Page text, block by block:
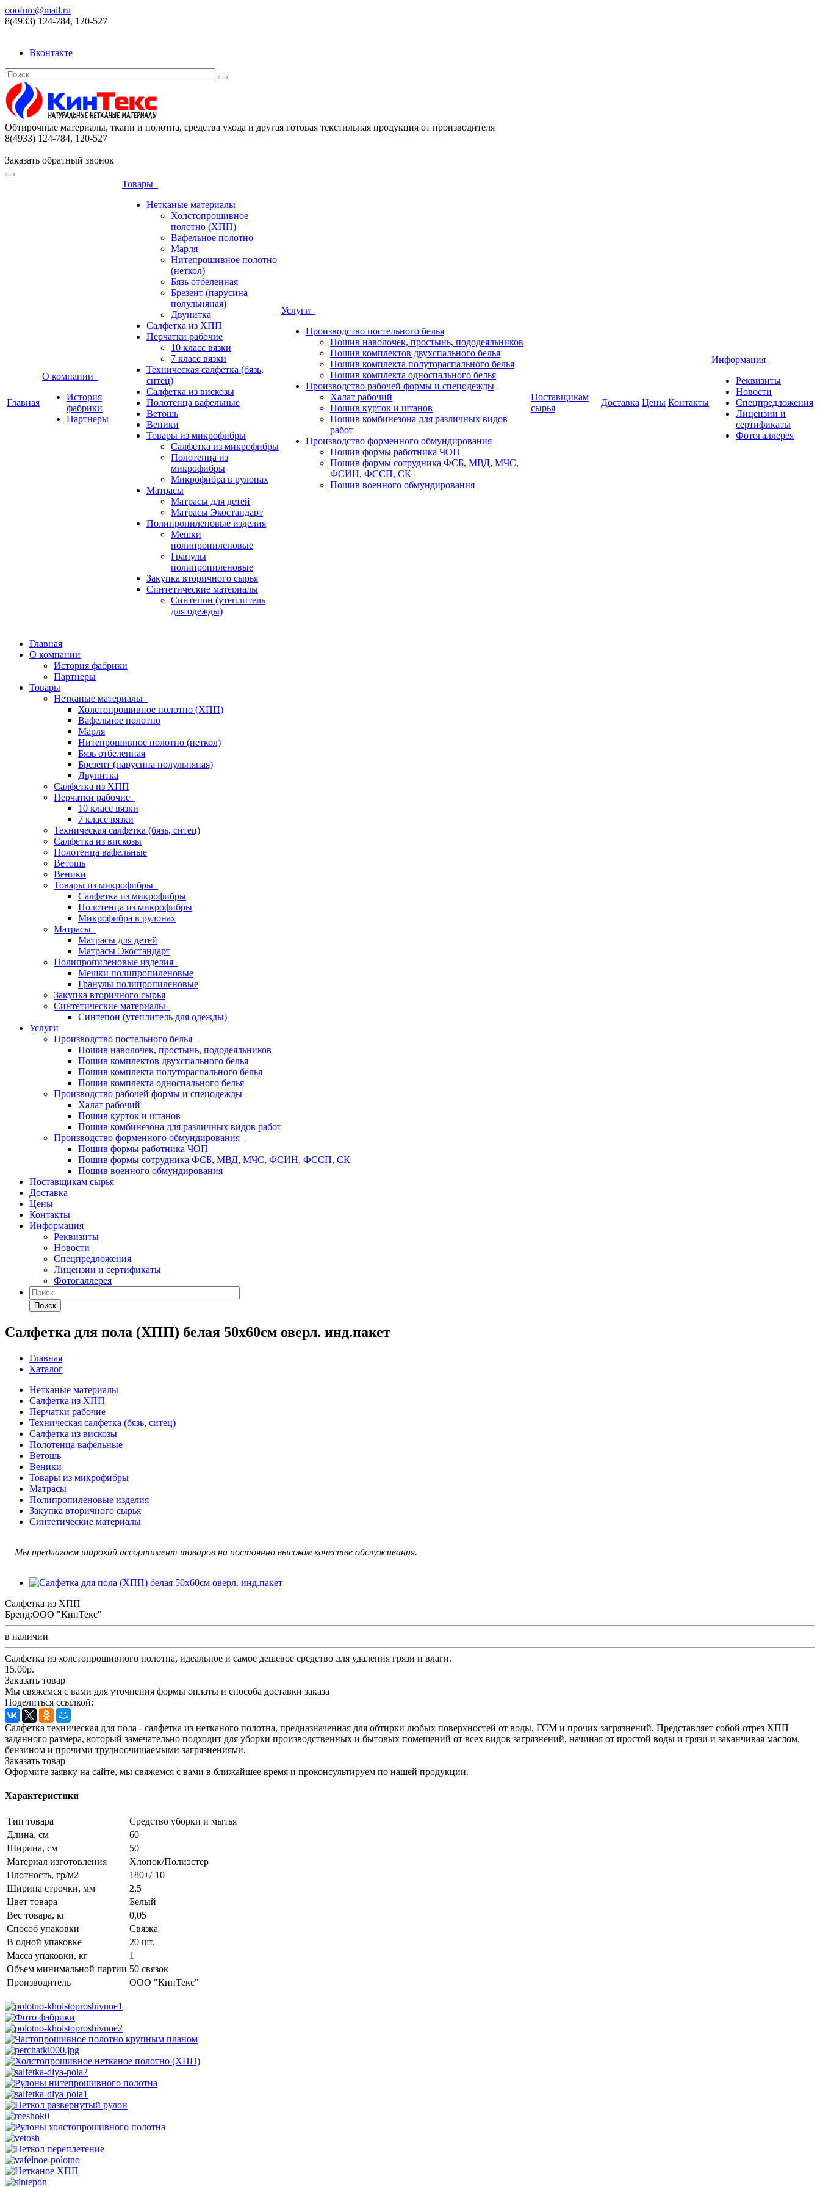
ooofnm@mail.ru
8(4933) 124-784, 120-527
Вконтакте
Обтирочные материалы, ткани и полотна, средства ухода и другая готовая текстильная продукция от производителя
8(4933) 124-784, 120-527
Заказать обратный звонок
Главная
О компании
История
фабрики
Партнеры
Товары
Нетканые материалы
Холстопрошивное
полотно (ХПП)
Вафельное полотно
Марля
Нитепрошивное полотно
(неткол)
Бязь отбеленная
Брезент (парусина
полульняная)
Двунитка
Салфетка из ХПП
Перчатки рабочие
10 класс вязки
7 класс вязки
Техническая салфетка (бязь,
ситец)
Салфетка из вискозы
Полотенца вафельные
Ветошь
Веники
Товары из микрофибры
Салфетка из микрофибры
Полотенца из
микрофибры
Микрофибра в рулонах
Матрасы
Матрасы для детей
Матрасы Экостандарт
Полипропиленовые изделия
Мешки
полипропиленовые
Гранулы
полипропиленовые
Закупка вторичного сырья
Синтетические материалы
Синтепон (утеплитель
для одежды)
Услуги
Производство постельного белья
Пошив наволочек, простынь, пододеяльников
Пошив комплектов двухспального белья
Пошив комплекта полутораспального белья
Пошив комплекта односпального белья
Производство рабочей формы и спецодежды
Халат рабочий
Пошив курток и штанов
Пошив комбинезона для различных видов
работ
Производство форменного обмундирования
Пошив формы работника ЧОП
Пошив формы сотрудника ФСБ, МВД, МЧС,
ФСИН, ФССП, СК
Пошив военного обмундирования
Поставщикам
сырья
Доставка Цены Контакты
Информация
Реквизиты
Новости
Спецпредложения
Лицензии и
сертификаты
Фотогаллерея
Главная
О компании
История фабрики
Партнеры
Товары
Нетканые материалы
Холстопрошивное полотно (ХПП)
Вафельное полотно
Марля
Нитепрошивное полотно (неткол)
Бязь отбеленная
Брезент (парусина полульняная)
Двунитка
Салфетка из ХПП
Перчатки рабочие
10 класс вязки
7 класс вязки
Техническая салфетка (бязь, ситец)
Салфетка из вискозы
Полотенца вафельные
Ветошь
Веники
Товары из микрофибры
Салфетка из микрофибры
Полотенца из микрофибры
Микрофибра в рулонах
Матрасы
Матрасы для детей
Матрасы Экостандарт
Полипропиленовые изделия
Мешки полипропиленовые
Гранулы полипропиленовые
Закупка вторичного сырья
Синтетические материалы
Синтепон (утеплитель для одежды)
Услуги
Производство постельного белья
Пошив наволочек, простынь, пододеяльников
Пошив комплектов двухспального белья
Пошив комплекта полутораспального белья
Пошив комплекта односпального белья
Производство рабочей формы и спецодежды
Халат рабочий
Пошив курток и штанов
Пошив комбинезона для различных видов работ
Производство форменного обмундирования
Пошив формы работника ЧОП
Пошив формы сотрудника ФСБ, МВД, МЧС, ФСИН, ФССП, СК
Пошив военного обмундирования
Поставщикам сырья
Доставка
Цены
Контакты
Информация
Реквизиты
Новости
Спецпредложения
Лицензии и сертификаты
Фотогаллерея
Поиск
Салфетка для пола (ХПП) белая 50х60см оверл. инд.пакет
Главная
Каталог
Нетканые материалы
Салфетка из ХПП
Перчатки рабочие
Техническая салфетка (бязь, ситец)
Салфетка из вискозы
Полотенца вафельные
Ветошь
Веники
Товары из микрофибры
Матрасы
Полипропиленовые изделия
Закупка вторичного сырья
Синтетические материалы
Мы предлагаем широкий ассортимент товаров на постоянно высоком качестве обслуживания.
Салфетка из ХПП
Бренд:ООО "КинТекс"
в наличии
Салфетка из холстопрошивного полотна, идеальное и самое дешевое средство для удаления грязи и влаги.
15.00р.
Заказать товар
Мы свяжемся с вами для уточнения формы оплаты и способа доставки заказа
Поделиться ссылкой:
Салфетка техническая для пола - салфетка из нетканого полотна, предназначенная для обтирки любых поверхностей от воды, ГСМ и прочих загрязнений. Представляет собой отрез ХПП
заданного размера, который замечательно подходит для уборки производственных и бытовых помещений от всех видов загрязнений, начиная от простой воды и грязи и заканчивая маслом,
бензином и прочими трудноочищаемыми загрязнениями.
Заказать товар
Оформите заявку на сайте, мы свяжемся с вами в ближайшее время и проконсультируем по нашей продукции.
Характеристики
Тип товара
Средство уборки и мытья
Длина, см
60
Ширина, см
50
Материал изготовления
Хлопок/Полиэстер
Плотность, гр/м2
180+/-10
Ширина строчки, мм
2,5
Цвет товара
Белый
Вес товара, кг
0,05
Способ упаковки
Связка
В одной упаковке
20 шт.
Масса упаковки, кг
1
Объем минимальной партии 50 связок
Производитель
ООО "КинТекс"